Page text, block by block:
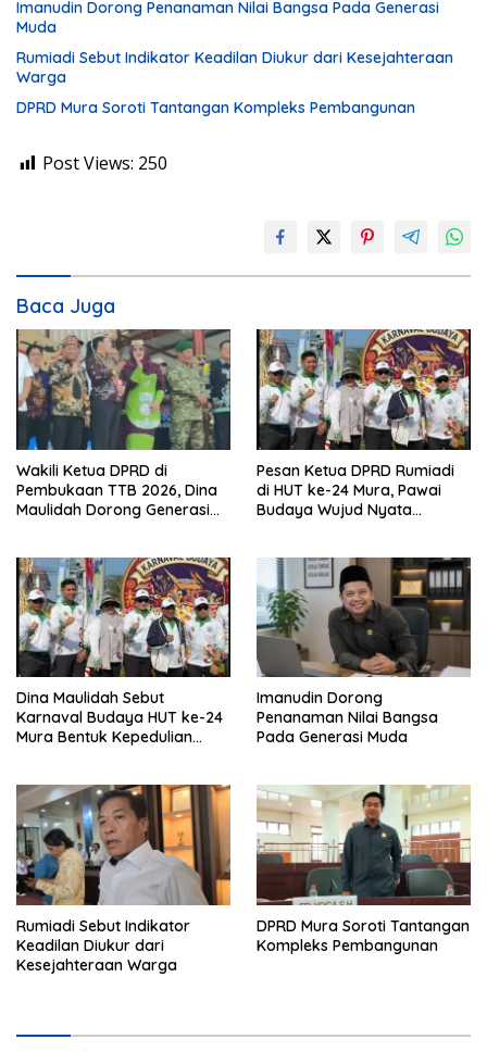
Imanudin Dorong Penanaman Nilai Bangsa Pada Generasi
Muda
Rumiadi Sebut Indikator Keadilan Diukur dari Kesejahteraan
Warga
DPRD Mura Soroti Tantangan Kompleks Pembangunan
Post Views: 250
Baca Juga
Wakili Ketua DPRD di
Pembukaan TTB 2026, Dina
Maulidah Dorong Generasi
Pesan Ketua DPRD Rumiadi
di HUT ke-24 Mura, Pawai
Budaya Wujud Nyata
Dina Maulidah Sebut
Karnaval Budaya HUT ke-24
Mura Bentuk Kepedulian
Imanudin Dorong
Penanaman Nilai Bangsa
Pada Generasi Muda
Rumiadi Sebut Indikator
Keadilan Diukur dari
Kesejahteraan Warga
DPRD Mura Soroti Tantangan
Kompleks Pembangunan